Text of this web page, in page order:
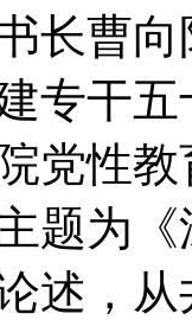
长曹
专干
党性
题为
述，